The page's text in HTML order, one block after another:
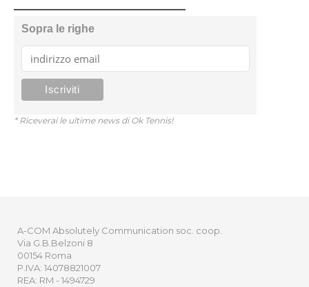
Sopra le righe
* Riceverai le ultime news di Ok Tennis!
A-COM Absolutely Communication soc. coop.
Via G.B.Belzoni 8
00154 Roma
P.IVA: 14078821007
REA: RM - 1494729